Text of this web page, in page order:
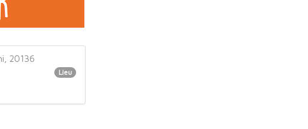
20136
Lieu